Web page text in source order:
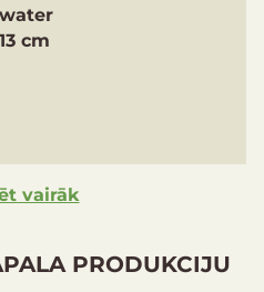
13 cm
vairāk
PRODUKCIJU